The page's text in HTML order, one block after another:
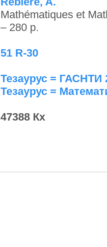
Mathématiques et
– 280 p.
51 R-30
Тезаурус = ГАСНТИ
Тезаурус =
47388 Кх